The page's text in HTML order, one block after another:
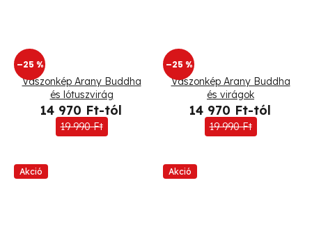
–25 %
Vászonkép Arany Buddha
és lótuszvirág
14 970 Ft-tól
19 990 Ft
–25 %
Vászonkép Arany Buddha
és virágok
14 970 Ft-tól
19 990 Ft
Akció Akció